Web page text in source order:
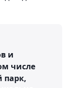
и
числе
парк,